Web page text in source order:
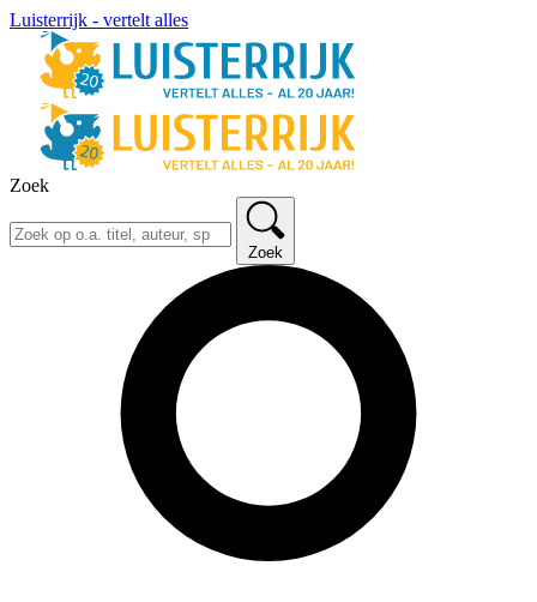
Luisterrijk - vertelt alles
Zoek
Zoek